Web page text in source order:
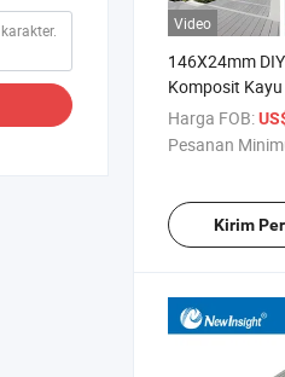
Video
146X24mm
Komposit
Harga FOB:
Pesanan
Kirim